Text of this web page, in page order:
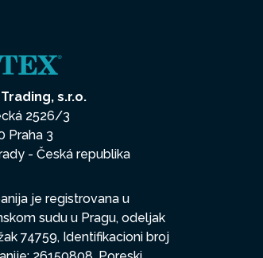
s.r.o.
2526/3
Praha 3
- Česká republika
je registrovana u
sudu u Pragu, odeljak
74759, Identifikacioni broj